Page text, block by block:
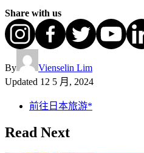
Share with us
By
Vienselin Lim
Updated 12 5 月, 2024
前往日本旅游*
Read Next